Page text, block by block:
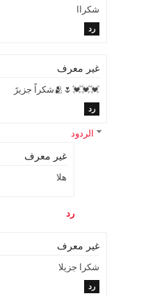
شكراا
رد
غير معرف
💓💓💓🌷🫂شكراً جزيرً
رد
الردود
غير معرف
هلا
رد
غير معرف
شكرا جزيلا
رد